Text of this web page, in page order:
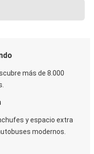
más de 8.000
y espacio extra
modernos.